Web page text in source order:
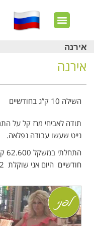
אירנה
אירנה
השילה 10 ק”ג בחודשיים
תודה לאביחי מרז קל על
נייט שעשו עבודה נפלאה.
חודשיים היום אני שוקלת 52 ק”ג.